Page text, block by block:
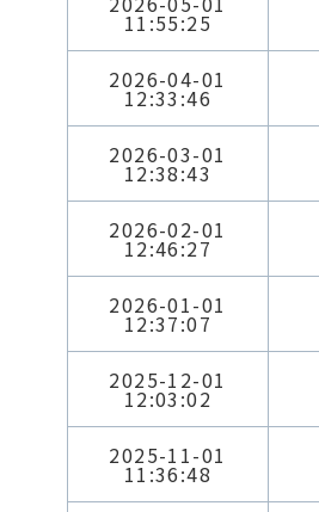
11:55:25
2026-04-01
12:33:46
2026-03-01
12:38:43
2026-02-01
12:46:27
2026-01-01
12:37:07
2025-12-01
12:03:02
2025-11-01
11:36:48